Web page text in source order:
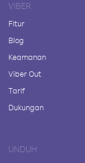
VIBER
Fitur
Blog
Keamanan
Viber Out
Tarif
Dukungan
UNDUH